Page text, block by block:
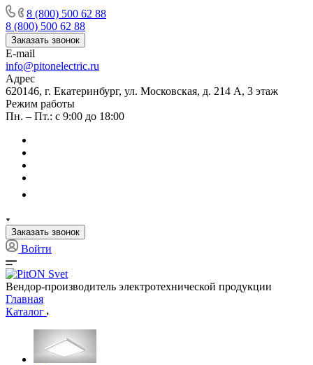
8 (800) 500 62 88
8 (800) 500 62 88
Заказать звонок
E-mail
info@pitonelectric.ru
Адрес
620146, г. Екатеринбург, ул. Московская, д. 214 А, 3 этаж
Режим работы
Пн. – Пт.: с 9:00 до 18:00
Заказать звонок
Войти
Вендор-производитель электротехнической продукции
Главная
Каталог